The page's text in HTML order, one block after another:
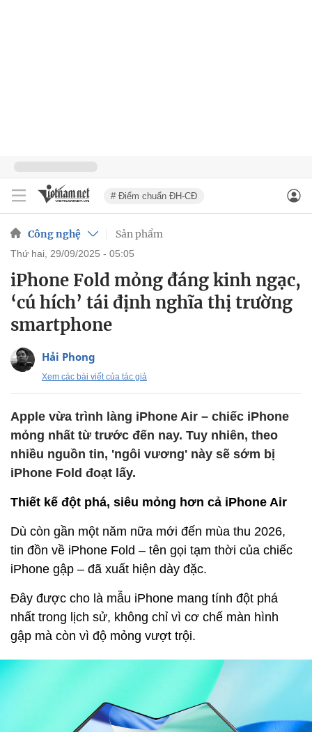
# Điểm chuẩn ĐH-CĐ
Công nghệ Sản phẩm
thứ hai, 29/09/2025 - 05:05
iPhone Fold mỏng đáng kinh ngạc,
‘cú hích’ tái định nghĩa thị trường
smartphone
Hải Phong
Xem các bài viết của tác giả
Apple vừa trình làng iPhone Air – chiếc iPhone
mỏng nhất từ trước đến nay. Tuy nhiên, theo
nhiều nguồn tin, 'ngôi vương' này sẽ sớm bị
iPhone Fold đoạt lấy.
Thiết kế đột phá, siêu mỏng hơn cả iPhone Air
Dù còn gần một năm nữa mới đến mùa thu 2026,
tin đồn về iPhone Fold – tên gọi tạm thời của chiếc
iPhone gập – đã xuất hiện dày đặc.
Đây được cho là mẫu iPhone mang tính đột phá
nhất trong lịch sử, không chỉ vì cơ chế màn hình
gập mà còn vì độ mỏng vượt trội.